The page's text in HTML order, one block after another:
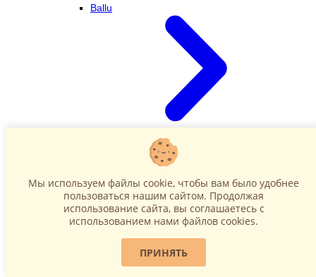
Ballu
Наружные блоки
Мы используем файлы cookie, чтобы вам было удобнее
пользоваться нашим сайтом. Продолжая
использование сайта, вы соглашаетесь c
использованием нами файлов cookies.
ПРИНЯТЬ